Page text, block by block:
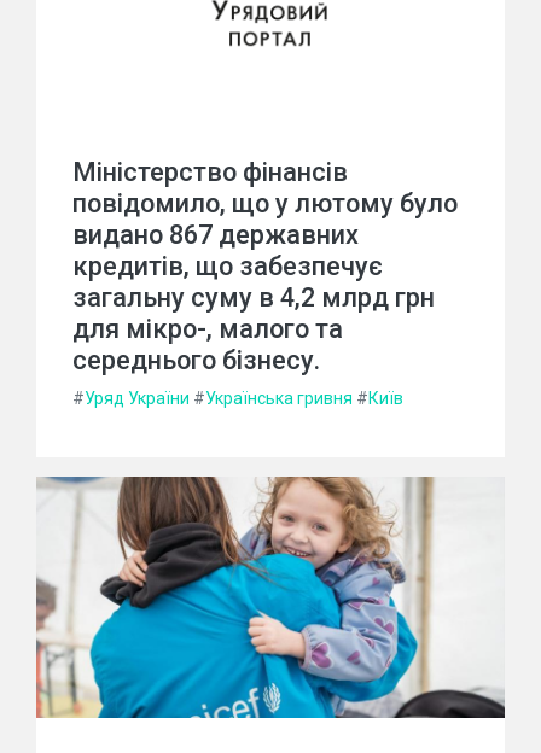
Міністерство фінансів
повідомило, що у лютому було
видано 867 державних
кредитів, що забезпечує
загальну суму в 4,2 млрд грн
для мікро-, малого та
середнього бізнесу.
#Уряд України #Українська гривня #Київ